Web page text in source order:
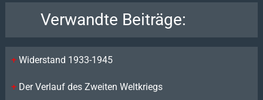
Verwandte Beiträge:
Widerstand 1933-1945
Der Verlauf des Zweiten Weltkriegs